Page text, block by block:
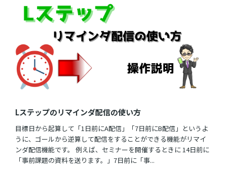
Lステップのリマインダ配信の使い方
目標日から起算して「1日前にA配信」「7日前にB配信」というよ
うに、ゴールから逆算して配信をすることができる機能がリマイ
ンダ配信機能です。 例えば、セミナーを開催するときに 14日前に
「事前課題の資料を送ります。」7日前に「事...